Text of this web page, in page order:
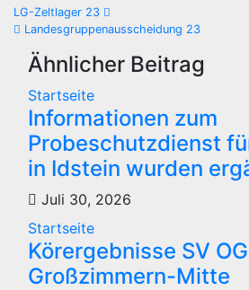
LG-Zeltlager 23
Landesgruppenausscheidung 23
Ähnlicher Beitrag
Startseite
Informationen zum
Probeschutzdienst
in Idstein wurden
Juli 30, 2026
Startseite
Körergebnisse SV OG
Großzimmern-Mitte